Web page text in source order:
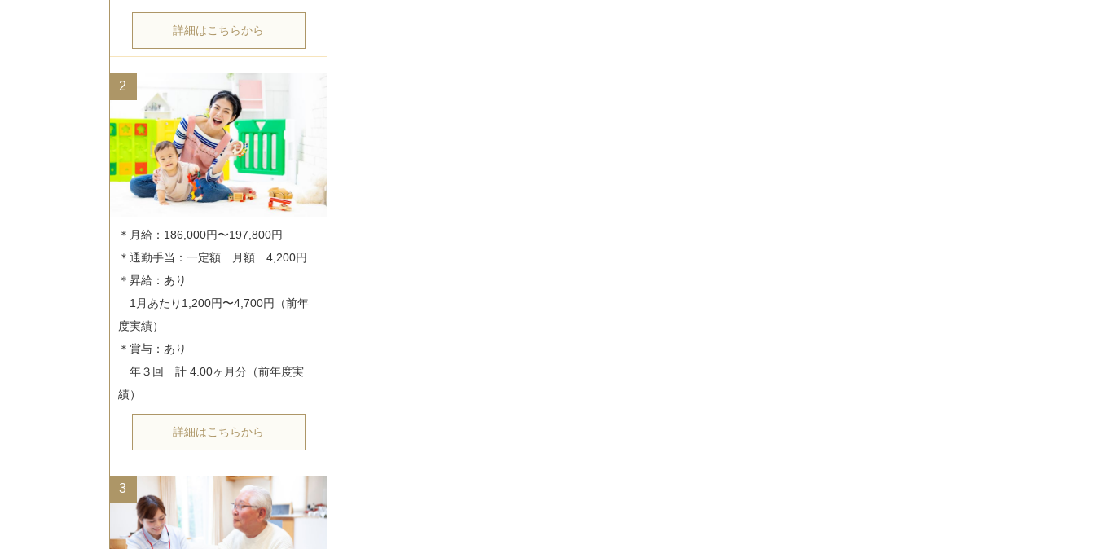
詳細はこちらから
2
＊月給：186,000円〜197,800円
＊通勤手当：一定額　月額　4,200円
＊昇給：あり
1月あたり1,200円〜4,700円（前年
度実績）
＊賞与：あり
年３回　計 4.00ヶ月分（前年度実
詳細はこちらから
3